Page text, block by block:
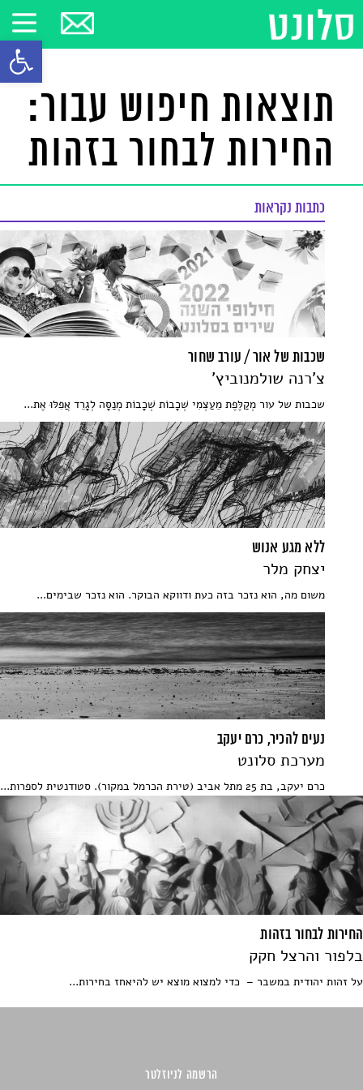
פתח
תוצאות חיפוש עבור:
החירות לבחור בזהות
כתבות נקראות
שכבות של אור / עורב שחור
צ'רנה שולמנוביץ'
שכבות של עור מְקַלֶּפֶת מֵעַצְמִי שְׁכָבוֹת שְׁכָבוֹת מְנַסָּה לְגָרֵד אֲפִלּוּ אֶת...
ללא מגע אנוש
יצחק מלר
משום מה, הוא נזכר בזה כעת ודווקא הבוקר. הוא נזכר שבימים...
נעים להכיר, כרם יעקב
מערכת סלונט
כרם יעקב, בת 25 מתל אביב (טירת הכרמל במקור). סטודנטית לספרות...
החירות לבחור בזהות
בלפור והרצל חקק
על זהות יהודית במשבר – כדי למצוא מוצא יש להיאחז בחירות...
הרשמה לניוזלטר